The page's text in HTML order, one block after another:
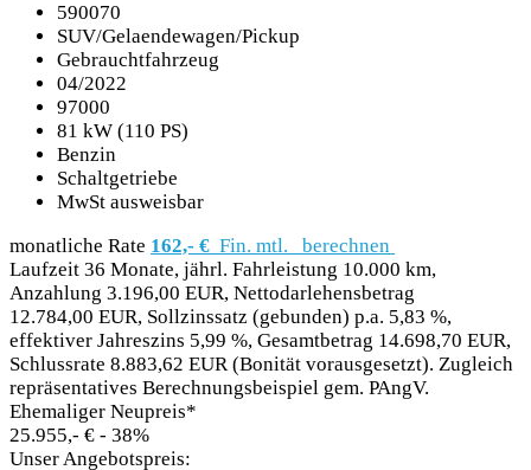
590070
SUV/Gelaendewagen/Pickup
Gebrauchtfahrzeug
04/2022
97000
81 kW (110 PS)
Benzin
Schaltgetriebe
MwSt ausweisbar
monatliche Rate 162,- € Fin. mtl.
berechnen
Laufzeit 36 Monate, jährl. Fahrleistung 10.000 km,
Anzahlung 3.196,00 EUR, Nettodarlehensbetrag
12.784,00 EUR, Sollzinssatz (gebunden) p.a. 5,83 %,
effektiver Jahreszins 5,99 %, Gesamtbetrag 14.698,70 EUR,
Schlussrate 8.883,62 EUR (Bonität vorausgesetzt). Zugleich
repräsentatives Berechnungsbeispiel gem. PAngV.
Ehemaliger Neupreis*
25.955,- € - 38%
Unser Angebotspreis: